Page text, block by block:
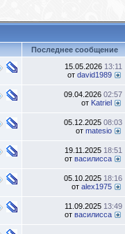
Последнее сообщение
15.05.2026 13:11
от david1989
09.04.2026 02:57
от Katriel
05.12.2025 08:03
от matesio
19.11.2025 18:51
от василисса
05.10.2025 18:16
от alex1975
11.09.2025 13:49
от василисса